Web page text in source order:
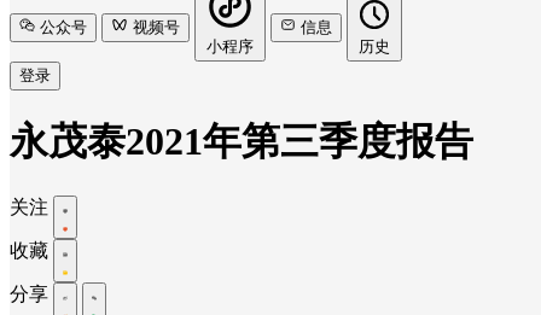
公众号
视频号
小程序
信息
历史
登录
永茂泰2021年第三季度报告
关注
收藏
分享